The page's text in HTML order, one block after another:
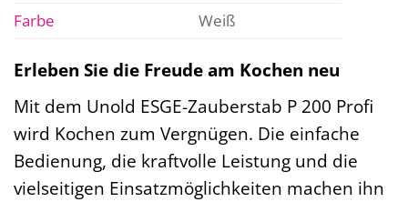
Farbe
Weiß
Erleben Sie die Freude am Kochen neu
Mit dem Unold ESGE-Zauberstab P 200 Profi
wird Kochen zum Vergnügen. Die einfache
Bedienung, die kraftvolle Leistung und die
vielseitigen Einsatzmöglichkeiten machen ihn